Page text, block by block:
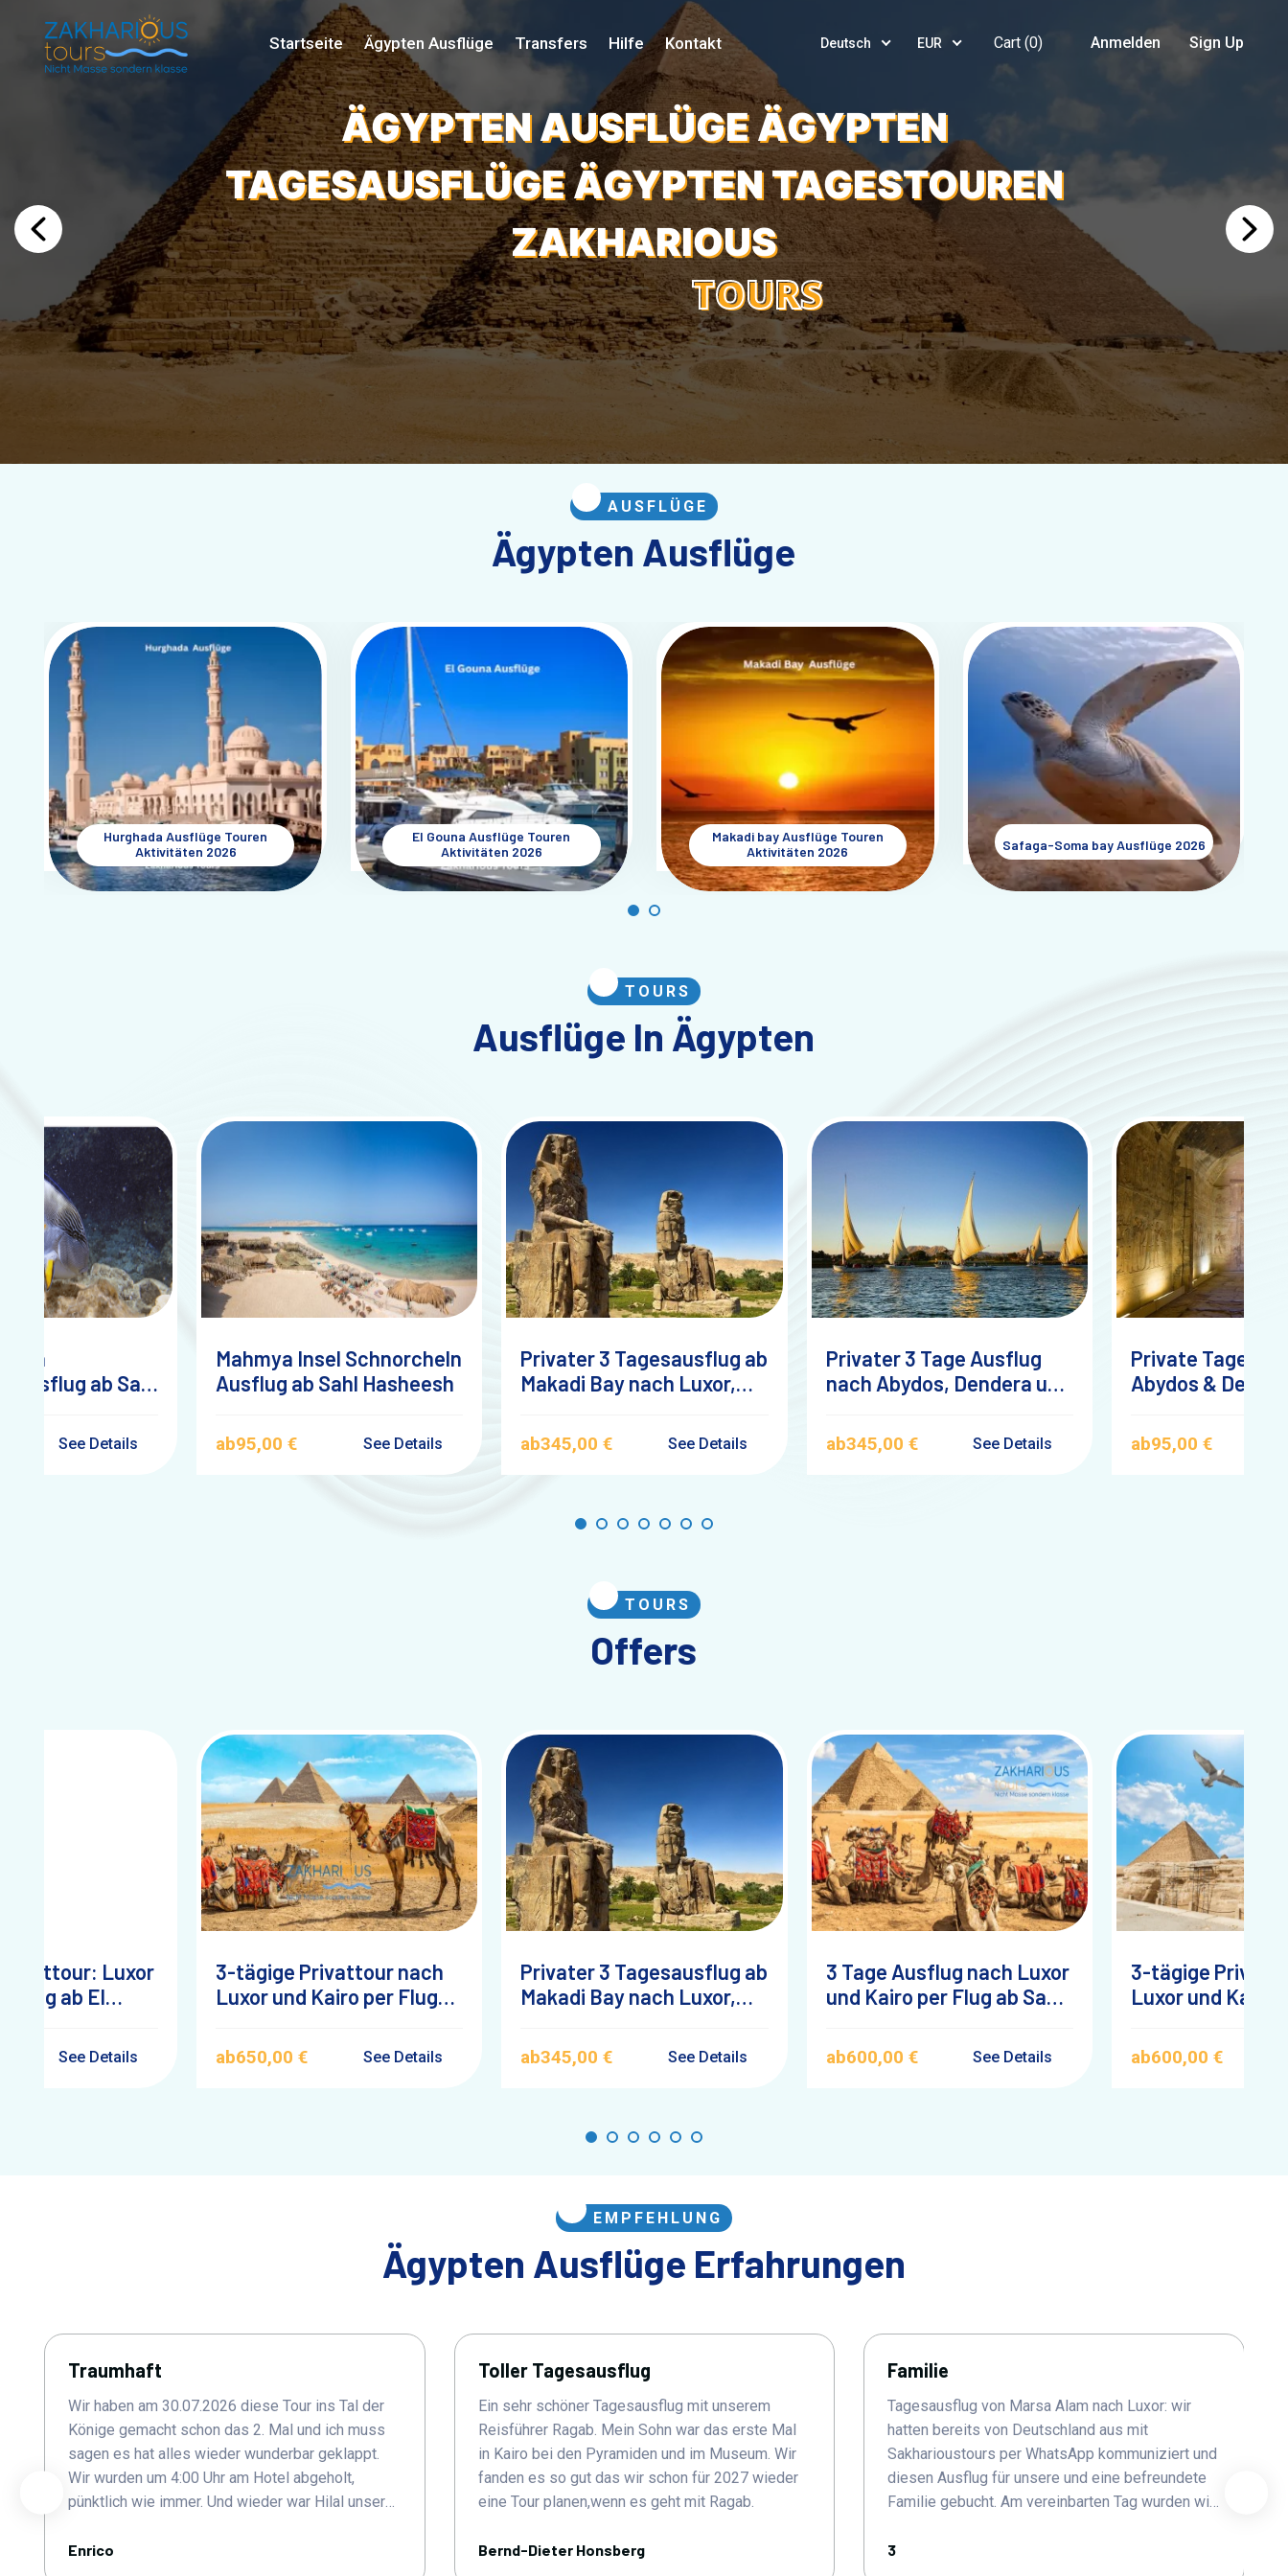
Startseite Ägypten Ausflüge Transfers Hilfe Kontakt Deutsch EUR Cart (0) Anmelden Sign Up
ÄGYPTEN AUSFLÜGE ÄGYPTEN
TAGESAUSFLÜGE ÄGYPTEN TAGESTOUREN
ZAKHARIOUS
TOURS
AUSFLÜGE
Ägypten Ausflüge
Hurghada Ausflüge Touren
Aktivitäten 2026
El Gouna Ausflüge Touren
Aktivitäten 2026
Makadi bay Ausflüge Touren
Aktivitäten 2026
Safaga-Soma bay Ausflüge 2026
TOURS
Ausflüge In Ägypten
ab Sahl
See Details
Mahmya Insel Schnorcheln
Ausflug ab Sahl Hasheesh
ab95,00 € See Details
Privater 3 Tagesausflug ab
Makadi Bay nach Luxor,
Übernachtung
ab345,00 € See Details
Privater 3 Tage Ausflug
nach Abydos, Dendera und
ab345,00 € See Details
Private
Abydos &
mit
Reiseführer
ab95,00 €
TOURS
Offers
Luxor
Flug ab El
See Details
3-tägige Privattour nach
Luxor und Kairo per Flug
ab650,00 € See Details
Privater 3 Tagesausflug ab
Makadi Bay nach Luxor,
Übernachtung
ab345,00 € See Details
3 Tage Ausflug nach Luxor
und Kairo per Flug ab Sahl
ab600,00 € See Details
3-tägige
Luxor und Kairo
ab600,00 €
EMPFEHLUNG
Ägypten Ausflüge Erfahrungen
Traumhaft
Wir haben am 30.07.2026 diese Tour ins Tal der
Könige gemacht schon das 2. Mal und ich muss
sagen es hat alles wieder wunderbar geklappt.
Wir wurden um 4:00 Uhr am Hotel abgeholt,
pünktlich wie immer. Und wieder war Hilal unser
uns herzlich begrüßt und uns sicher transportiert.
Enrico
Toller Tagesausflug
Ein sehr schöner Tagesausflug mit unserem
Reisführer Ragab. Mein Sohn war das erste Mal
in Kairo bei den Pyramiden und im Museum. Wir
fanden es so gut das wir schon für 2027 wieder
eine Tour planen,wenn es geht mit Ragab.
Bernd-Dieter Honsberg
Familie
Tagesausflug von Marsa Alam nach Luxor: wir
hatten bereits von Deutschland aus mit
Sakharioustours per WhatsApp kommuniziert und
diesen Ausflug für unsere und eine befreundete
Familie gebucht. Am vereinbarten Tag wurden wir
Wildd vom Hotel abgeholt. Hilal hat uns schon vor
3